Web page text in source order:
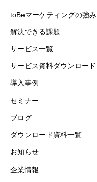
toBeマーケティングの強み
解決できる課題
サービス一覧
サービス資料ダウンロード
導入事例
セミナー
ブログ
ダウンロード資料一覧
お知らせ
企業情報